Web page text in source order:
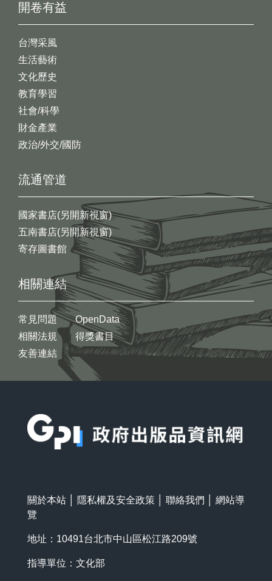
開卷有益
台灣采風
生活藝術
文化歷史
教育學習
社會/科學
財金產業
政治/外交/國防
流通管道
國家書店(另開新視窗)
五南書店(另開新視窗)
寄存圖書館
相關連結
常見問題
相關法規
友善連結
OpenData
得獎書目
關於本站 隱私權及安全政策 聯絡我們
網站導
覽
地址：10491台北市中山區松江路209號
指導單位：文化部